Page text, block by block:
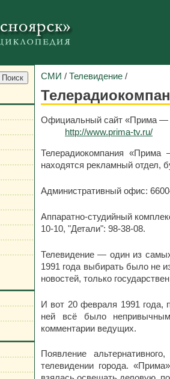
СМИ / Телевидение /
Официальный сайт «Прима —
http://www.prima-tv.ru/
Телерадиокомпания
находятся рекламный отдел,
Административный офис:
Аппаратно-студийный
10-10, "Детали": 98-38-08.
Телевидение — один из
1991 года выбирать было не
новостей, только
И вот 20 февраля 1991
ней всё было
комментарии ведущих.
Появление
телевидении города.